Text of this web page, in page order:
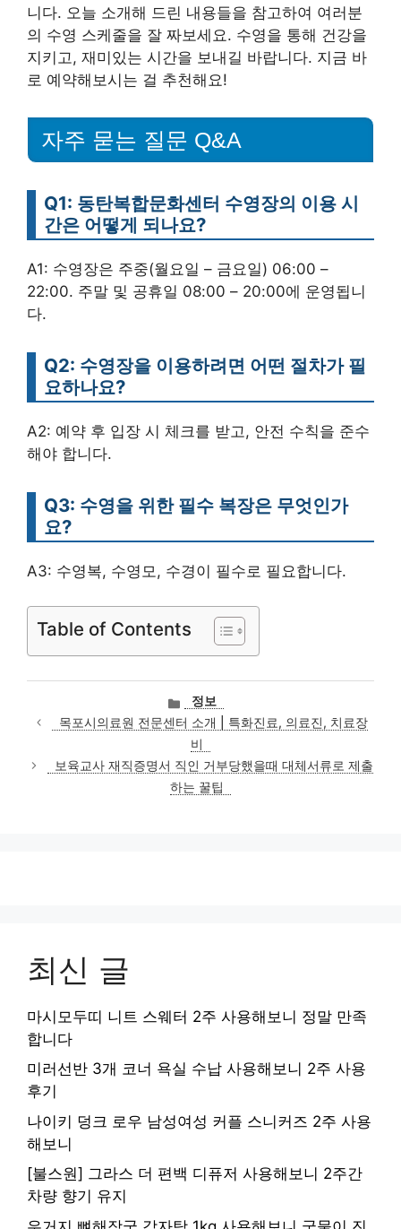
니다. 오늘 소개해 드린 내용들을 참고하여 여러분
의 수영 스케줄을 잘 짜보세요. 수영을 통해 건강을
지키고, 재미있는 시간을 보내길 바랍니다. 지금 바
로 예약해보시는 걸 추천해요!
자주 묻는 질문 Q&A
Q1: 동탄복합문화센터 수영장의 이용 시
간은 어떻게 되나요?
A1: 수영장은 주중(월요일 – 금요일) 06:00 –
22:00. 주말 및 공휴일 08:00 – 20:00에 운영됩니
다.
Q2: 수영장을 이용하려면 어떤 절차가 필
요하나요?
A2: 예약 후 입장 시 체크를 받고, 안전 수칙을 준수
해야 합니다.
Q3: 수영을 위한 필수 복장은 무엇인가
요?
A3: 수영복, 수영모, 수경이 필수로 필요합니다.
Table of Contents
카
테
고
리
정보
목포시의료원 전문센터 소개 | 특화진료, 의료진, 치료장
비
보육교사 재직증명서 직인 거부당했을때 대체서류로 제출
하는 꿀팁
최신 글
마시모두띠 니트 스웨터 2주 사용해보니 정말 만족
합니다
미러선반 3개 코너 욕실 수납 사용해보니 2주 사용
후기
나이키 덩크 로우 남성여성 커플 스니커즈 2주 사용
해보니
[불스원] 그라스 더 편백 디퓨저 사용해보니 2주간
차량 향기 유지